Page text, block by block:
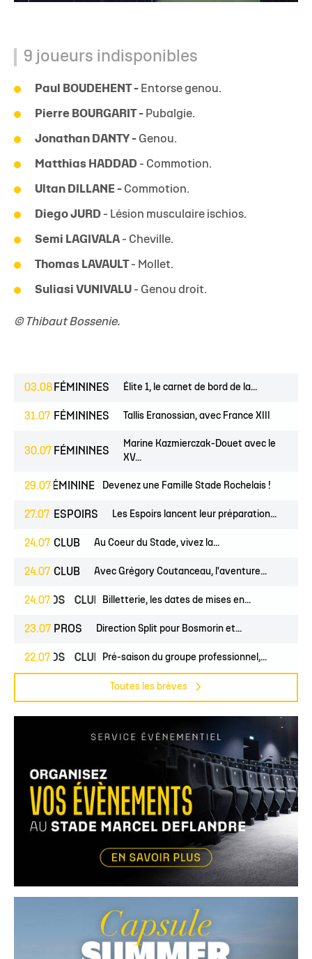
9 joueurs indisponibles
Paul BOUDEHENT - Entorse genou.
Pierre BOURGARIT - Pubalgie.
Jonathan DANTY - Genou.
Matthias HADDAD - Commotion.
Ultan DILLANE - Commotion.
Diego JURD - Lésion musculaire ischios.
Semi LAGIVALA - Cheville.
Thomas LAVAULT- Mollet.
Suliasi VUNIVALU - Genou droit.
© Thibaut Bossenie.
03.08 FÉMININES Élite 1, le carnet de bord de la...
31.07 FÉMININES Tallis Eranossian, avec France XIII
30.07 FÉMININES
Marine Kazmierczak-Douet avec le
XV...
29.07
FÉMININES CLUBDevenez une Famille Stade Rochelais !
27.07 ESPOIRS Les Espoirs lancent leur préparation...
24.07 CLUB Au Coeur du Stade, vivez la...
24.07 CLUB Avec Grégory Coutanceau, l'aventure...
24.07
PROS CLUB Billetterie, les dates de mises en...
23.07 PROS Direction Split pour Bosmorin et...
22.07
PROS CLUB Pré-saison du groupe professionnel,...
Toutes les brèves